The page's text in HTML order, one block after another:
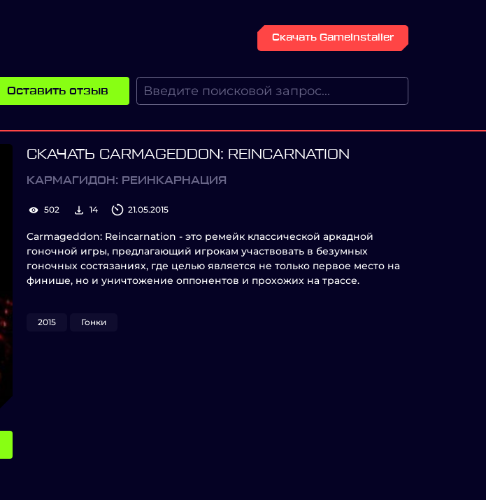
Скачать GameInstaller
Оставить отзыв
СКАЧАТЬ CARMAGEDDON: REINCARNATION
КАРМАГИДОН: РЕИНКАРНАЦИЯ
502 14 21.05.2015
Carmageddon: Reincarnation - это ремейк классической аркадной
гоночной игры, предлагающий игрокам участвовать в безумных
гоночных состязаниях, где целью является не только первое место на
финише, но и уничтожение оппонентов и прохожих на трассе.
2015 Гонки